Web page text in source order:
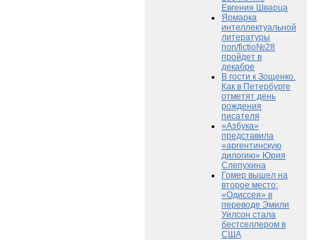
Евгения Шварца
Ярмарка
интеллектуальной
литературы
non/fictio№28
пройдет в
декабре
В гости к Зощенко.
Как в Петербурге
отметят день
рождения
писателя
«Азбука»
представила
«аргентинскую
дилогию» Юрия
Слепухина
Гомер вышел на
второе место:
«Одиссея» в
переводе Эмили
Уилсон стала
бестселлером в
США